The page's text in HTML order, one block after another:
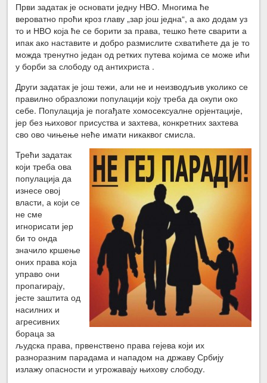
Први задатак је основати једну НВО. Многима ће
вероватно проћи кроз главу „зар још једна“, а ако додам уз
то и НВО која ће се борити за права, тешко ћете сварити а
ипак ако наставите и добро размислите схватићете да је то
можда тренутно један од ретких путева којима се може ићи
у борби за слободу од антихриста .
Други задатак је још тежи, али не и неизводљив уколико се
правилно образложи популацији коју треба да окупи око
себе. Популација је погађате хомосексуалне орјентације,
јер без њиховог присуства и захтева, конкретних захтева
сво ово чињење неће имати никаквог смисла.
Трећи задатак
који треба ова
популација да
изнесе овој
власти, а који се
не сме
игнорисати јер
би то онда
значило кршење
оних права која
управо они
пропагирају,
јесте заштита од
насилних и
агресивних
бораца за
људска права, првенствено права гејева који их
разноразним парадама и нападом на државу Србију
излажу опасности и угрожавају њихову слободу.